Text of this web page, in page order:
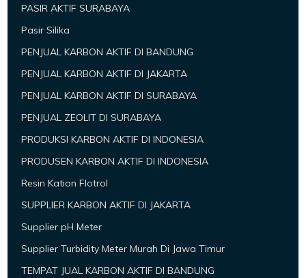
PASIR AKTIF SURABAYA
Pasir Silika
PENJUAL KARBON AKTIF DI BANDUNG
PENJUAL KARBON AKTIF DI JAKARTA
PENJUAL KARBON AKTIF DI SURABAYA
PENJUAL ZEOLIT DI SURABAYA
PRODUKSI KARBON AKTIF DI INDONESIA
PRODUSEN KARBON AKTIF DI INDONESIA
Resin Kation Flotrol
SUPPLIER KARBON AKTIF DI JAKARTA
Supplier pH Meter
Supplier Turbidity Meter Murah Di Jawa Timur
TEMPAT JUAL KARBON AKTIF DI BANDUNG